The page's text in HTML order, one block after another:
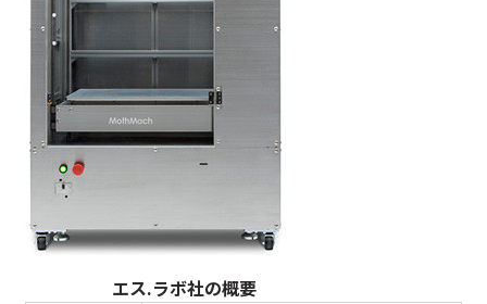
エス.ラボ社の概要